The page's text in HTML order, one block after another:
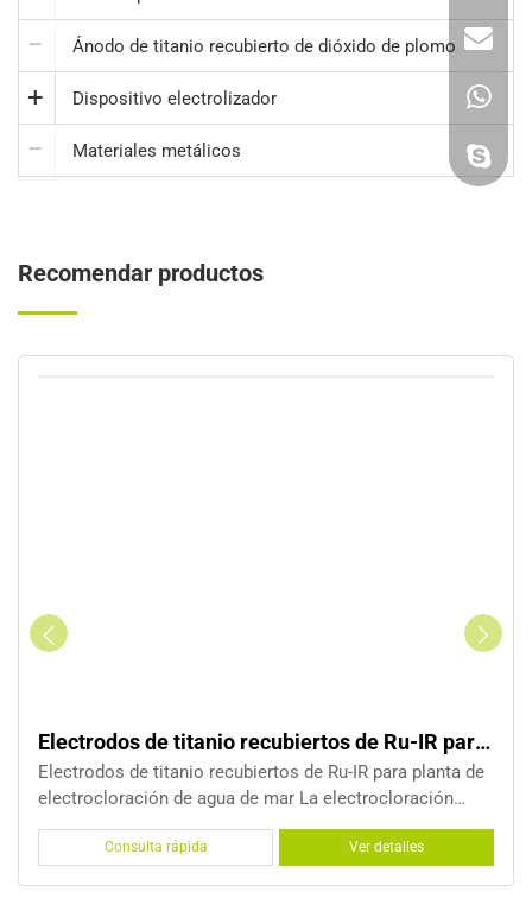
Ánodo de titanio recubierto de dióxido de plomo
Dispositivo electrolizador
Materiales metálicos
Recomendar productos
de Ru-IR para electrocloración de agua de mar
IR para planta de
material de
son ineficientes,
Electrodos de titanio de placa
Electrodos de titanio de placa paralela
electrocloración de agua de mar Electrolizador de placa
paralela, conocido como
electrolizador PPE, está construido
Consulta rápida